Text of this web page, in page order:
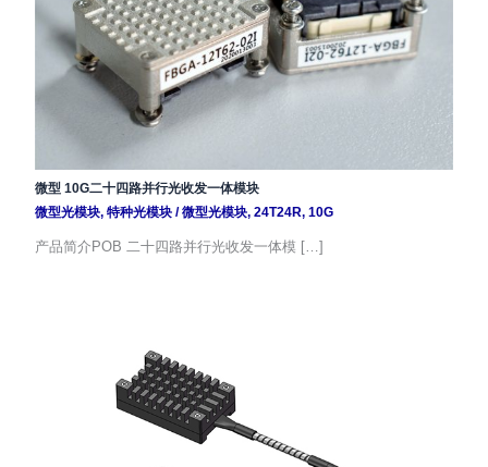
微型 10G二十四路并行光收发一体模块
微型光模块, 特种光模块/微型光模块, 24T24R, 10G
产品简介POB 二十四路并行光收发一体模 […]